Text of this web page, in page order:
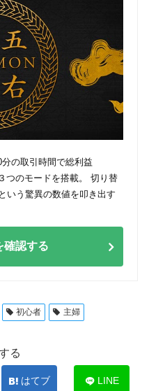
の取引時間で総利益
つのモードを搭載。 切り替
いう驚異の数値を叩き出す
確認する
初心者 主婦
る
はてブ LINE